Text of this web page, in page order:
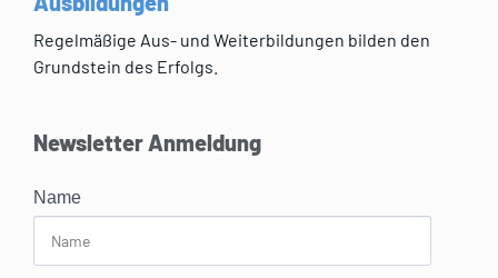
Regelmäßige Aus- und Weiterbildungen bilden den
Grundstein des Erfolgs.
Newsletter Anmeldung
Name